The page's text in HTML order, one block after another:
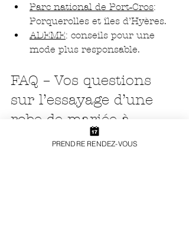
Parc national de Port‑Cros:
Porquerolles et îles d’Hyères.
ADEME: conseils pour une
mode plus responsable.
FAQ – Vos questions
sur l’essayage d’une
robe de mariée à
ToulonPRENDRE RENDEZ-VOUS